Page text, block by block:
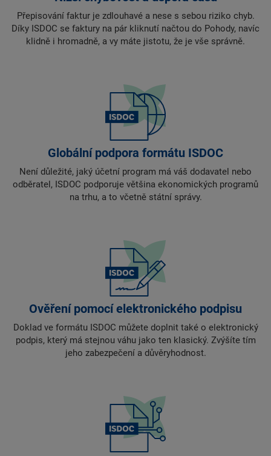
Přepisování faktur je zdlouhavé a nese s sebou riziko chyb.
Díky ISDOC se faktury na pár kliknutí načtou do Pohody, navíc
klidně i hromadně, a vy máte jistotu, že je vše správně.
Globální podpora formátu ISDOC
Není důležité, jaký účetní program má váš dodavatel nebo
odběratel, ISDOC podporuje většina ekonomických programů
na trhu, a to včetně státní správy.
Ověření pomocí elektronického podpisu
Doklad ve formátu ISDOC můžete doplnit také o elektronický
podpis, který má stejnou váhu jako ten klasický. Zvýšíte tím
jeho zabezpečení a důvěryhodnost.